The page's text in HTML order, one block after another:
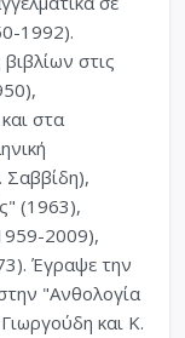
1992).
στις
στα
(1963),
2009),
Έγραψε την
"Ανθολογία
και Κ.